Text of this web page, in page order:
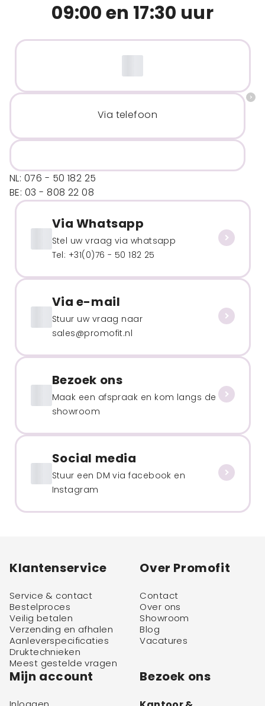
09:00 en 17:30 uur
Via telefoon
NL: 076 - 50 182 25
BE: 03 - 808 22 08
Via Whatsapp
Stel uw vraag via whatsapp
Tel: +31(0)76 - 50 182 25
Via e-mail
Stuur uw vraag naar
sales@promofit.nl
Bezoek ons
Maak een afspraak en kom langs de
showroom
Social media
Stuur een DM via facebook en
Instagram
Klantenservice
Service & contact
Bestelproces
Veilig betalen
Verzending en afhalen
Aanleverspecificaties
Druktechnieken
Meest gestelde vragen
Over Promofit
Contact
Over ons
Showroom
Blog
Vacatures
Mijn account Bezoek ons